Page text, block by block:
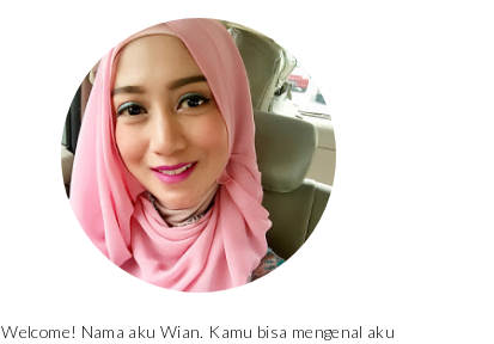
Welcome! Nama aku Wian. Kamu bisa mengenal aku